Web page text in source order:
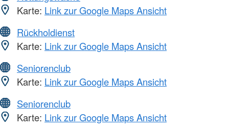
Karte: Link zur Google Maps Ansicht
Rückholdienst
Karte: Link zur Google Maps Ansicht
Seniorenclub
Karte: Link zur Google Maps Ansicht
Seniorenclub
Karte: Link zur Google Maps Ansicht